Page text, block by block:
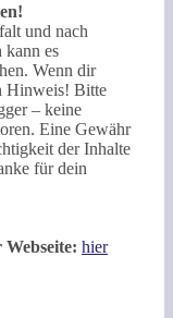
und nach
kann es
Wenn dir
Hinweis! Bitte
– keine
Eine Gewähr
der Inhalte
für dein
hier